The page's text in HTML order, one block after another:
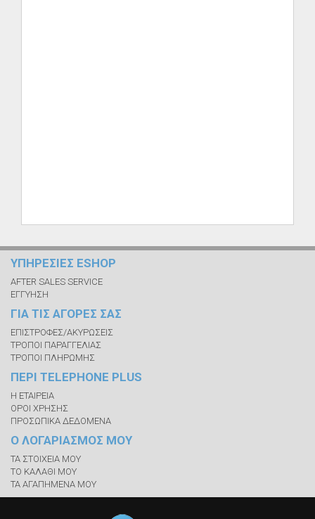
ΥΠΗΡΕΣΙΕΣ ESHOP
AFTER SALES SERVICE
ΕΓΓΥΗΣΗ
ΓΙΑ ΤΙΣ ΑΓΟΡΕΣ ΣΑΣ
ΕΠΙΣΤΡΟΦΕΣ/ΑΚΥΡΩΣΕΙΣ
ΤΡΟΠΟΙ ΠΑΡΑΓΓΕΛΙΑΣ
ΤΡΟΠΟΙ ΠΛΗΡΩΜΗΣ
ΠΕΡΙ TELEPHONE PLUS
Η ΕΤΑΙΡΕΙΑ
ΟΡΟΙ ΧΡΗΣΗΣ
ΠΡΟΣΩΠΙΚΑ ΔΕΔΟΜΕΝΑ
Ο ΛΟΓΑΡΙΑΣΜΟΣ ΜΟΥ
ΤΑ ΣΤΟΙΧΕΙΑ ΜΟΥ
ΤΟ ΚΑΛΑΘΙ ΜΟΥ
ΤΑ ΑΓΑΠΗΜΕΝΑ ΜΟΥ